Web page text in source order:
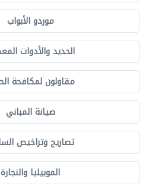
موردو الأبواب
الحديد والأدوات
مقاولون لمكافحة
صيانة المباني
تصاريح وتراخيص
الموبيليا والنجارة